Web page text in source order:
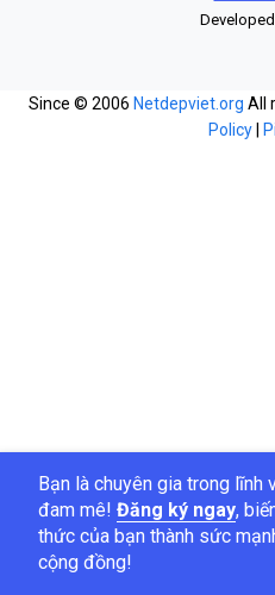
Bạn là chuyên gia trong lĩnh
đam mê! Đăng ký ngay,
thức của bạn thành sức
cộng đồng!
Since © 2006 Netdepviet.org All
Policy